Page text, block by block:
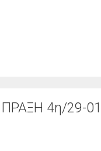
ΠΡΑΞΗ 4η/29-